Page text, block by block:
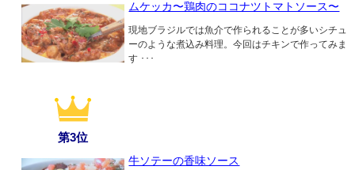
ムケッカ〜鶏肉のココナツトマトソース〜
現地ブラジルでは魚介で作られることが多いシチュ
ーのような煮込み料理。今回はチキンで作ってみま
す ･･･
第3位
牛ソテーの香味ソース